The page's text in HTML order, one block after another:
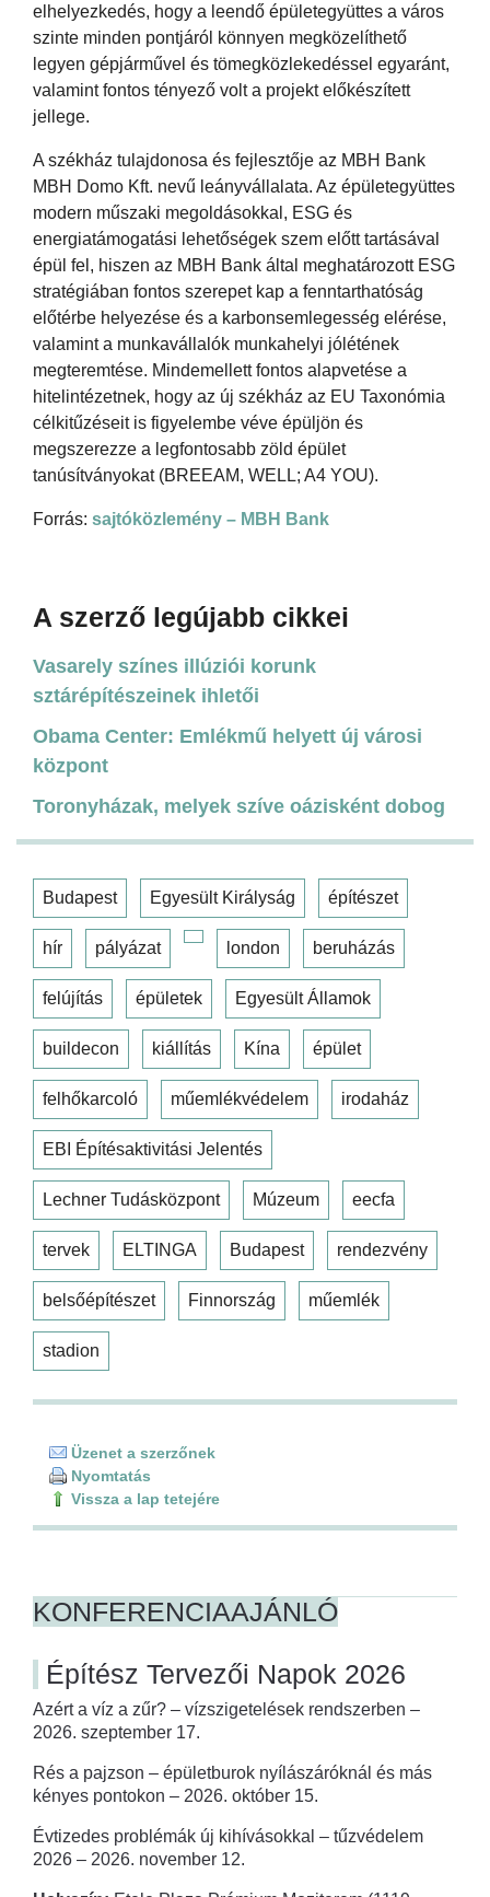
elhelyezkedés, hogy a leendő épületegyüttes a város
szinte minden pontjáról könnyen megközelíthető
legyen gépjárművel és tömegközlekedéssel egyaránt,
valamint fontos tényező volt a projekt előkészített
jellege.
A székház tulajdonosa és fejlesztője az MBH Bank
MBH Domo Kft. nevű leányvállalata. Az épületegyüttes
modern műszaki megoldásokkal, ESG és
energiatámogatási lehetőségek szem előtt tartásával
épül fel, hiszen az MBH Bank által meghatározott ESG
stratégiában fontos szerepet kap a fenntarthatóság
előtérbe helyezése és a karbonsemlegesség elérése,
valamint a munkavállalók munkahelyi jólétének
megteremtése. Mindemellett fontos alapvetése a
hitelintézetnek, hogy az új székház az EU Taxonómia
célkitűzéseit is figyelembe véve épüljön és
megszerezze a legfontosabb zöld épület
tanúsítványokat (BREEAM, WELL; A4 YOU).
Forrás: sajtóközlemény – MBH Bank
A szerző legújabb cikkei
Vasarely színes illúziói korunk
sztárépítészeinek ihletői
Obama Center: Emlékmű helyett új városi
központ
Toronyházak, melyek szíve oázisként dobog
Budapest Egyesült Királyság építészet
hír pályázat london beruházás
felújítás épületek Egyesült Államok
buildecon kiállítás Kína épület
felhőkarcoló műemlékvédelem irodaház
EBI Építésaktivitási Jelentés
Lechner Tudásközpont Múzeum eecfa
tervek ELTINGA Budapest rendezvény
belsőépítészet Finnország műemlék
stadion
Üzenet a szerzőnek
Nyomtatás
Vissza a lap tetejére
KONFERENCIAAJÁNLÓ
Építész Tervezői Napok 2026
Azért a víz a zűr? – vízszigetelések rendszerben –
2026. szeptember 17.
Rés a pajzson – épületburok nyílászáróknál és más
kényes pontokon – 2026. október 15.
Évtizedes problémák új kihívásokkal – tűzvédelem
2026 – 2026. november 12.